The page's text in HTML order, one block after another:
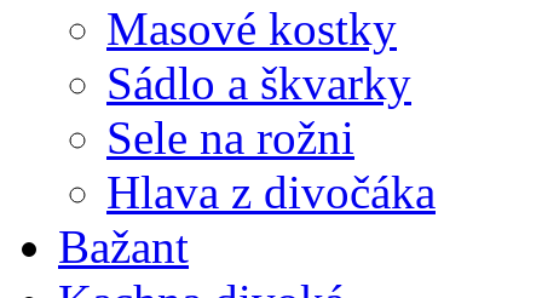
Masové kostky
Sádlo a škvarky
Sele na rožni
Hlava z divočáka
Bažant